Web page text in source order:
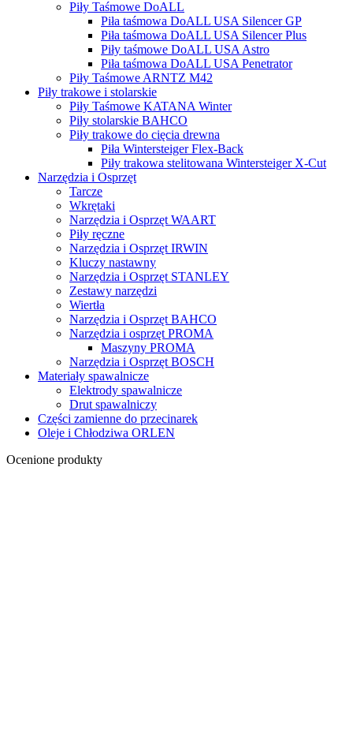
Piły Taśmowe DoALL
Piła taśmowa DoALL USA Silencer GP
Piła taśmowa DoALL USA Silencer Plus
Piły taśmowe DoALL USA Astro
Piła taśmowa DoALL USA Penetrator
Piły Taśmowe ARNTZ M42
Piły trakowe i stolarskie
Piły Taśmowe KATANA Winter
Piły stolarskie BAHCO
Piły trakowe do cięcia drewna
Piła Wintersteiger Flex-Back
Piły trakowa stelitowana Wintersteiger X-Cut
Narzędzia i Osprzęt
Tarcze
Wkrętaki
Narzędzia i Osprzęt WAART
Piły ręczne
Narzędzia i Osprzęt IRWIN
Kluczy nastawny
Narzędzia i Osprzęt STANLEY
Zestawy narzędzi
Wiertła
Narzędzia i Osprzęt BAHCO
Narzędzia i osprzęt PROMA
Maszyny PROMA
Narzędzia i Osprzęt BOSCH
Materiały spawalnicze
Elektrody spawalnicze
Drut spawalniczy
Części zamienne do przecinarek
Oleje i Chłodziwa ORLEN
Ocenione produkty